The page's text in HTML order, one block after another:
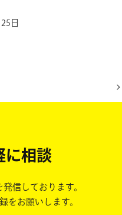
日
に相談
信しております。
をお願いします。